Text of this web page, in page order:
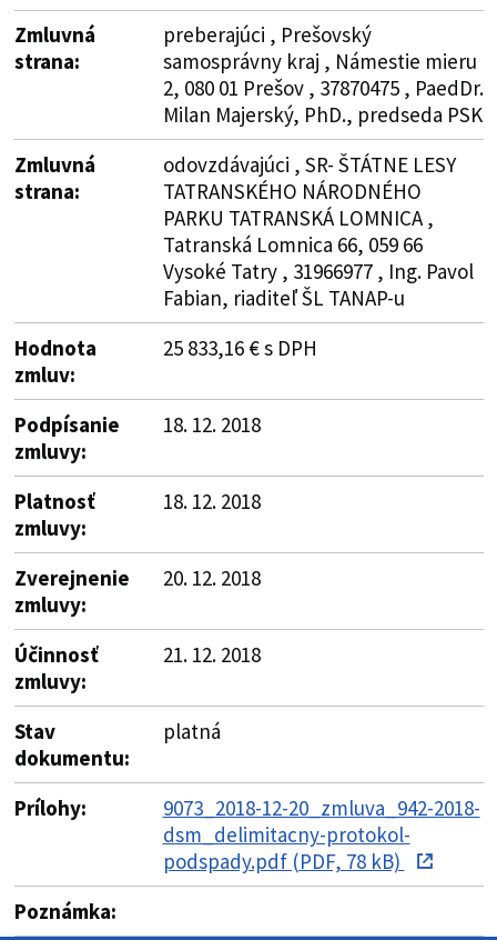
Zmluvná
strana:
preberajúci , Prešovský
samosprávny kraj , Námestie mieru
2, 080 01 Prešov , 37870475 , PaedDr.
Milan Majerský, PhD., predseda PSK
Zmluvná
strana:
odovzdávajúci , SR- ŠTÁTNE LESY
TATRANSKÉHO NÁRODNÉHO
PARKU TATRANSKÁ LOMNICA ,
Tatranská Lomnica 66, 059 66
Vysoké Tatry , 31966977 , Ing. Pavol
Fabian, riaditeľ ŠL TANAP-u
Hodnota
zmluv:
25 833,16 € s DPH
Podpísanie
zmluvy:
18. 12. 2018
Platnosť
zmluvy:
18. 12. 2018
Zverejnenie
zmluvy:
20. 12. 2018
Účinnosť
zmluvy:
21. 12. 2018
Stav
dokumentu:
platná
Prílohy:
9073_2018-12-20_zmluva_942-2018-
dsm_delimitacny-protokol-
podspady.pdf (PDF, 78 kB)
Poznámka: